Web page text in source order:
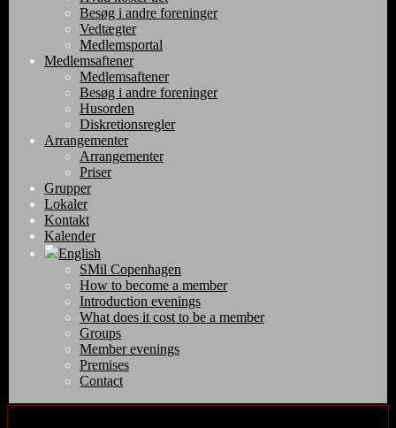
Besøg i andre foreninger
Vedtægter
Medlemsportal
Medlemsaftener
Medlemsaftener
Besøg i andre foreninger
Husorden
Diskretionsregler
Arrangementer
Arrangementer
Priser
Grupper
Lokaler
Kontakt
Kalender
English
SMil Copenhagen
How to become a member
Introduction evenings
What does it cost to be a member
Groups
Member evenings
Premises
Contact